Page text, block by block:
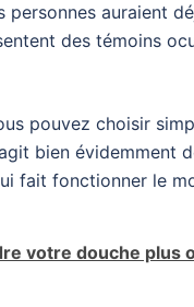
personnes auraient
des témoins
pouvez choisir
bien évidemment
fait fonctionner le
votre douche plus